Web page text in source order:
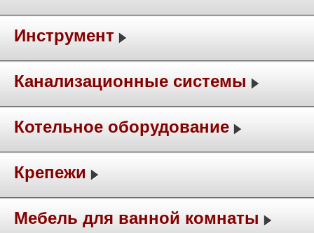
Инструмент
Канализационные системы
Котельное оборудование
Крепежи
Мебель для ванной комнаты